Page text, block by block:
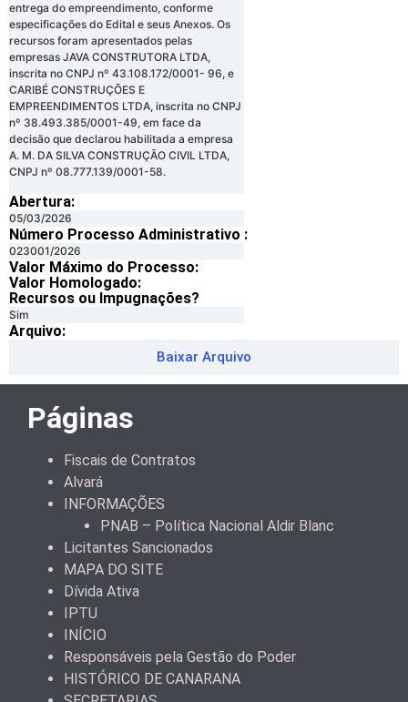
entrega do empreendimento, conforme
especificações do Edital e seus Anexos. Os
recursos foram apresentados pelas
empresas JAVA CONSTRUTORA LTDA,
inscrita no CNPJ nº 43.108.172/0001- 96, e
CARIBÉ CONSTRUÇÕES E
EMPREENDIMENTOS LTDA, inscrita no CNPJ
nº 38.493.385/0001-49, em face da
decisão que declarou habilitada a empresa
A. M. DA SILVA CONSTRUÇÃO CIVIL LTDA,
CNPJ nº 08.777.139/0001-58.
Abertura:
05/03/2026
Número Processo Administrativo :
023001/2026
Valor Máximo do Processo: ​
Valor Homologado: ​
Recursos ou Impugnações? ​
Sim
Arquivo:
Baixar Arquivo
Páginas
Fiscais de Contratos
Alvará
INFORMAÇÕES
PNAB – Política Nacional Aldir Blanc
Licitantes Sancionados
MAPA DO SITE
Dívida Ativa
IPTU
INÍCIO
Responsáveis pela Gestão do Poder
HISTÓRICO DE CANARANA